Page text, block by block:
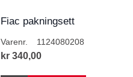
Fiac pakningsett
Varenr. 1124080208
kr 340,00